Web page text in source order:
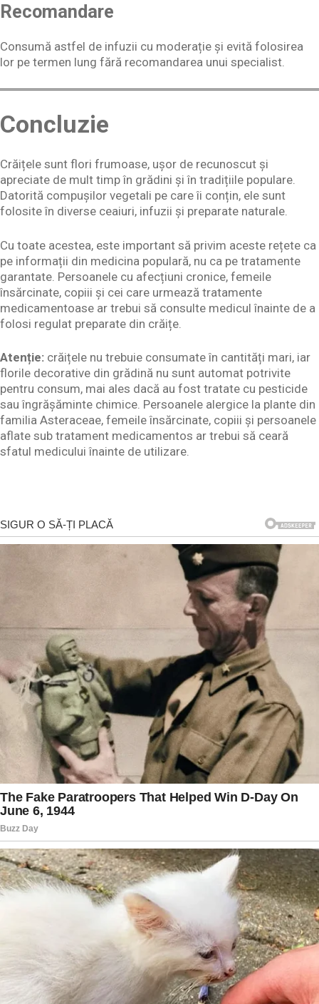
Recomandare
Consumă astfel de infuzii cu moderație și evită folosirea
lor pe termen lung fără recomandarea unui specialist.
Concluzie
Crăițele sunt flori frumoase, ușor de recunoscut și
apreciate de mult timp în grădini și în tradițiile populare.
Datorită compușilor vegetali pe care îi conțin, ele sunt
folosite în diverse ceaiuri, infuzii și preparate naturale.
Cu toate acestea, este important să privim aceste rețete ca
pe informații din medicina populară, nu ca pe tratamente
garantate. Persoanele cu afecțiuni cronice, femeile
însărcinate, copiii și cei care urmează tratamente
medicamentoase ar trebui să consulte medicul înainte de a
folosi regulat preparate din crăițe.
Atenție: crăițele nu trebuie consumate în cantități mari, iar
florile decorative din grădină nu sunt automat potrivite
pentru consum, mai ales dacă au fost tratate cu pesticide
sau îngrășăminte chimice. Persoanele alergice la plante din
familia Asteraceae, femeile însărcinate, copiii și persoanele
aflate sub tratament medicamentos ar trebui să ceară
sfatul medicului înainte de utilizare.